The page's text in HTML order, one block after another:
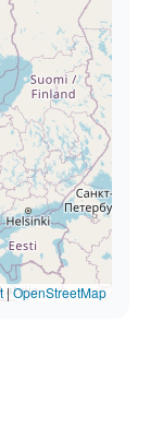
|OpenStreetMap